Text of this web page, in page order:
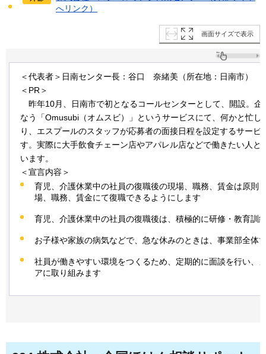
へリンク）
画面サイズで表示
＜代表者＞日南センター長：谷口 奈緒美（所在地：日南市）
＜PR＞
昨年10月、日南市で初となるコールセンターとして、開設。企
なう「Omusubi（オムスビ）」というサービスにて、何かと忙し
り、エスプールのスタッフが応募者の面接日程を設定するサービ
す。実際に大手飲食チェーン店やアパレル店などで働きたい人と
います。
＜宣言内容＞
育児、介護休業中の社員の復職後の現場、職務、賃金は原則
場、職務、賃金にて復職できるようにします
育児、介護休業中の社員の復職後は、積極的に研修・教育訓
お子様や家族の病気などで、急な休みのときは、事業部全体
社員が働きやすい環境をつくるため、定期的に面談を行い、
アに取り組みます